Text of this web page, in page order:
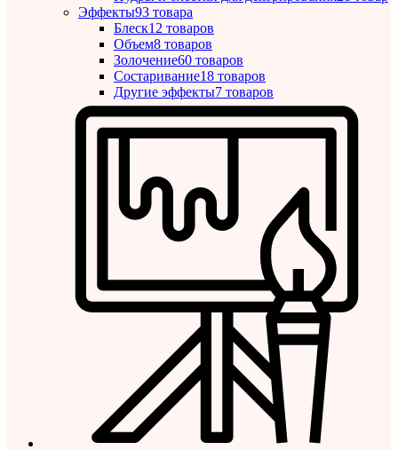
Эффекты93 товара
Блеск12 товаров
Объем8 товаров
Золочение60 товаров
Состаривание18 товаров
Другие эффекты7 товаров